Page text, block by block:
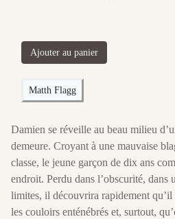
Ajouter au panier
Matth Flagg
Damien se réveille au beau milieu
demeure. Croyant à une mauvaise
classe, le jeune garçon de dix ans
endroit. Perdu dans l’obscurité, dans
limites, il découvrira rapidement qu’il
les couloirs enténébrés et, surtout,